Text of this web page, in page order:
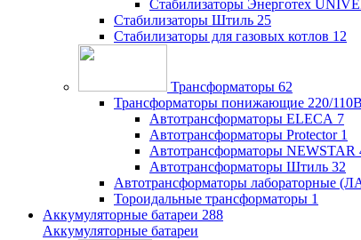
Стабилизаторы Энерготех
Стабилизаторы Штиль 25
Стабилизаторы для газовых котлов 12
Трансформаторы 62
Трансформаторы понижающие 220/
Автотрансформаторы ELECA 7
Автотрансформаторы Protector 1
Автотрансформаторы NEWSTAR
Автотрансформаторы Штиль 32
Автотрансформаторы лабораторные
Тороидальные трансформаторы 1
Аккумуляторные батареи 288
Аккумуляторные батареи